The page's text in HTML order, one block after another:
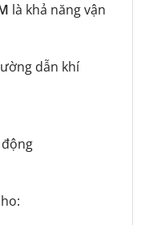
là khả năng vận
dẫn khí